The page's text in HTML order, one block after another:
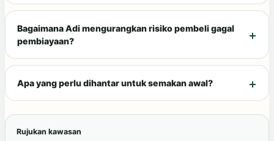
Bagaimana Adi mengurangkan risiko pembeli gagal
pembiayaan?
Apa yang perlu dihantar untuk semakan awal?
Rujukan kawasan